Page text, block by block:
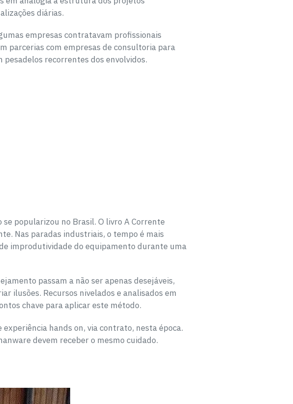
diárias.
empresas contratavam profissionais
parcerias com empresas de consultoria para
recorrentes dos envolvidos.
popularizou no Brasil. O livro A Corrente
Nas paradas industriais, o tempo é mais
improdutividade do equipamento durante uma
passam a não ser apenas desejáveis,
ilusões. Recursos nivelados e analisados em
chave para aplicar este método.
hands on, via contrato, nesta época.
devem receber o mesmo cuidado.